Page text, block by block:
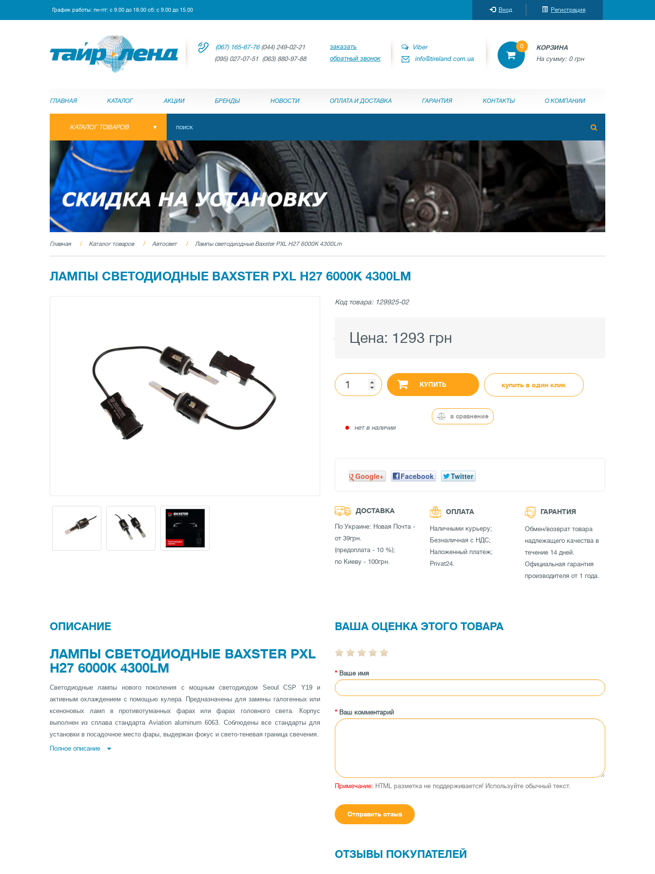
График работы: пн-пт: с 9.00 до 18.00 сб: с 9.00 до 15.00 Вход Регистрация
(067) 165-67-76(044) 249-02-21
(095) 027-07-51 (063) 880-97-88
заказать
обратный звонок
Viber
info@tireland.com.ua
0
КОРЗИНА
На сумму: 0 грн
ГЛАВНАЯ КАТАЛОГ АКЦИИ БРЕНДЫ НОВОСТИ ОПЛАТА И ДОСТАВКА ГАРАНТИЯ КОНТАКТЫ О КОМПАНИИ
КАТАЛОГ ТОВАРОВ
Главная Каталог товаров Автосвет Лампы светодиодные Baxster PXL H27 6000K 4300Lm
ЛАМПЫ СВЕТОДИОДНЫЕ BAXSTER PXL H27 6000K 4300LM
Код товара: 129925-02
Цена: 1293 грн
КУПИТЬ купить в один клик
● нет в наличии
в сравнение
Google+ Facebook Twitter
ДОСТАВКА
По Украине: Новая Почта -
от 39грн.
(предоплата - 10 %);
по Киеву - 100грн.
ОПЛАТА
Наличными курьеру;
Безналичная с НДС;
Наложенный платеж;
Privat24.
ГАРАНТИЯ
Обмен/возврат товара
надлежащего качества в
течение 14 дней.
Официальная гарантия
производителя от 1 года.
ОПИСАНИЕ
ЛАМПЫ СВЕТОДИОДНЫЕ BAXSTER PXL
H27 6000K 4300LM
Светодиодные лампы нового поколения с мощным светодиодом Seoul CSP Y19 и
активным охлаждением с помощью кулера. Предназначены для замены галогенных или
ксеноновых ламп в противотуманных фарах или фарах головного света. Корпус
выполнен из сплава стандарта Aviation aluminum 6063. Соблюдены все стандарты для
установки в посадочное место фары, выдержан фокус и свето-теневая граница свечения.
Оборудованы системой обхода контроля сгоревшей лампы (обманка), которая эмулирует
Полное описание
ВАША ОЦЕНКА ЭТОГО ТОВАРА
Ваше имя
Ваш комментарий
Примечание: HTML разметка не поддерживается! Используйте обычный текст.
Отправить отзыв
ОТЗЫВЫ ПОКУПАТЕЛЕЙ